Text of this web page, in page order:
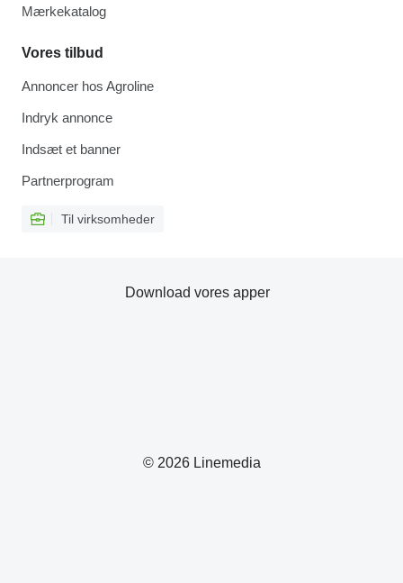
Mærkekatalog
Vores tilbud
Annoncer hos Agroline
Indryk annonce
Indsæt et banner
Partnerprogram
Til virksomheder
© 2026 Linemedia
Download vores apper